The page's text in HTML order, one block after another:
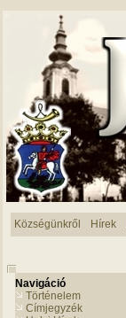
Községünkről Hírek
Navigáció
Történelem
Címjegyzék